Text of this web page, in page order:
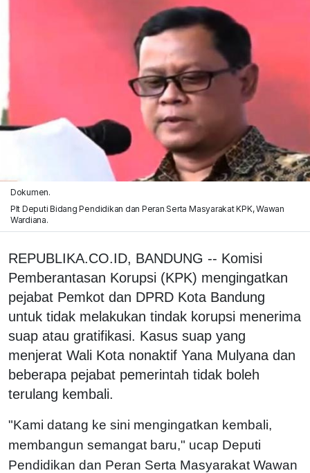
Dokumen.
Plt Deputi Bidang Pendidikan dan Peran Serta Masyarakat KPK, Wawan
Wardiana.
REPUBLIKA.CO.ID, BANDUNG -- Komisi
Pemberantasan Korupsi (KPK) mengingatkan
pejabat Pemkot dan DPRD Kota Bandung
untuk tidak melakukan tindak korupsi menerima
suap atau gratifikasi. Kasus suap yang
menjerat Wali Kota nonaktif Yana Mulyana dan
beberapa pejabat pemerintah tidak boleh
terulang kembali.
"Kami datang ke sini mengingatkan kembali,
membangun semangat baru," ucap Deputi
Pendidikan dan Peran Serta Masyarakat Wawan